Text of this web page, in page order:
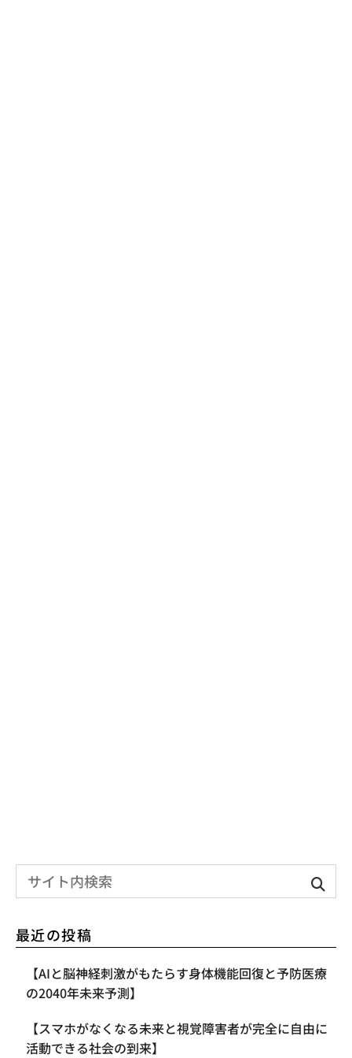
最近の投稿
【AIと脳神経刺激がもたらす身体機能回復と予防医療
の2040年未来予測】
【スマホがなくなる未来と視覚障害者が完全に自由に
活動できる社会の到来】